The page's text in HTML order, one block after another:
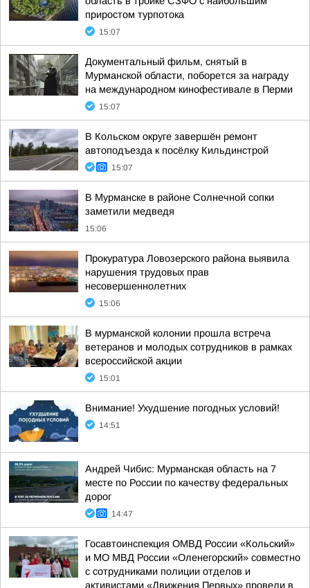
приростом турпотока
15:07
Документальный фильм, снятый в
Мурманской области, поборется за награду
на международном кинофестивале в Перми
15:07
В Кольском округе завершён ремонт
автоподъезда к посёлку Кильдинстрой
15:07
В Мурманске в районе Солнечной сопки
заметили медведя
15:06
Прокуратура Ловозерского района выявила
нарушения трудовых прав
несовершеннолетних
15:06
В мурманской колонии прошла встреча
ветеранов и молодых сотрудников в рамках
всероссийской акции
15:01
Внимание! Ухудшение погодных условий!
14:51
Андрей Чибис: Мурманская область на 7
месте по России по качеству федеральных
дорог
14:47
Госавтоинспекция ОМВД России «Кольский»
и МО МВД России «Оленегорский» совместно
с сотрудниками полиции отделов и
активистами «Движения Первых» провели в